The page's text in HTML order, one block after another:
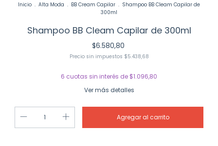
Inicio . Alta Moda . BB Cream Capilar . Shampoo BB Cleam Capilar de
300ml
Shampoo BB Cleam Capilar de 300ml
$6.580,80
Precio sin impuestos $5.438,68
6 cuotas sin interés de $1.096,80
Ver más detalles